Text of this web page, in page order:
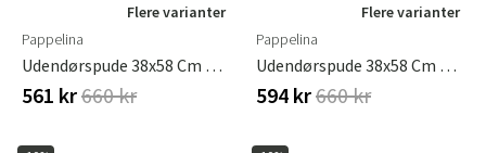
Flere varianter
Pappelina
Udendørspude 38x58 Cm Sunny Pale Orange
561 kr660 kr
Flere varianter
Pappelina
Udendørspude 38x58 Cm Sunny Pale Rose
594 kr660 kr